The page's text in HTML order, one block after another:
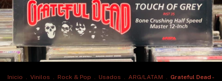
Inicio . Vinilos . Rock & Pop . Usados . ARG/LATAM . Grateful Dead -